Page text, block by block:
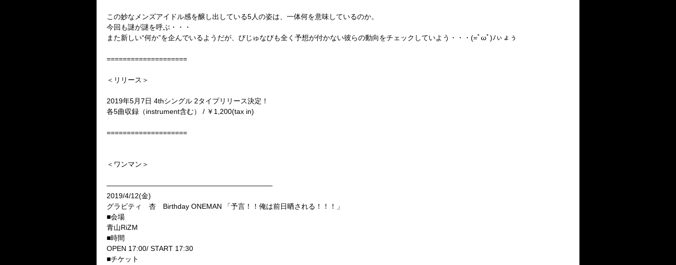
この妙なメンズアイドル感を醸し出している5人の姿は、一体何を意味しているのか。
今回も謎が謎を呼ぶ・・・
また新しい“何か”を企んでいるようだが、びじゅなびも全く予想が付かない彼らの動向をチェックしていよう・・・(=ﾟωﾟ)ﾉぃょぅ
====================
＜リリース＞
2019年5月7日 4thシングル 2タイプリリース決定！
各5曲収録（instrument含む） / ￥1,200(tax in)
====================
＜ワンマン＞
———————————————————————–
2019/4/12(金)
グラビティ 杏 Birthday ONEMAN 「予言！！俺は前日晒される！！！」
■会場
青山RiZM
■時間
OPEN 17:00/ START 17:30
■チケット